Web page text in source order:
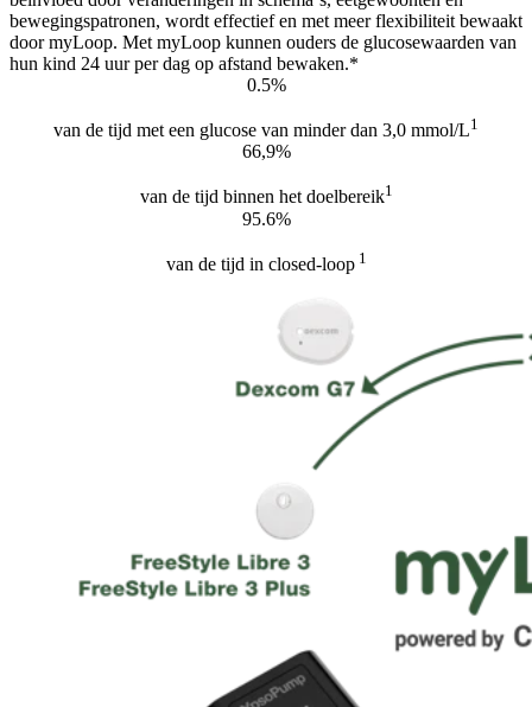
bewegingspatronen, wordt effectief en met meer flexibiliteit bewaakt
door myLoop. Met myLoop kunnen ouders de glucosewaarden van
hun kind 24 uur per dag op afstand bewaken.*
0.5%
van de tijd met een glucose van minder dan 3,0 mmol/L1
66,9%
van de tijd binnen het doelbereik1
95.6%
van de tijd in closed-loop 1